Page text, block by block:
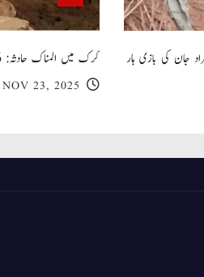
گھر کی چھت گرنے کا سانحہ: 5 افراد جان کی بازی ہار
کرک میں المناک حادثہ: 6 افراد جاں بحق، متعدد زخمی
NOV 23, 2025